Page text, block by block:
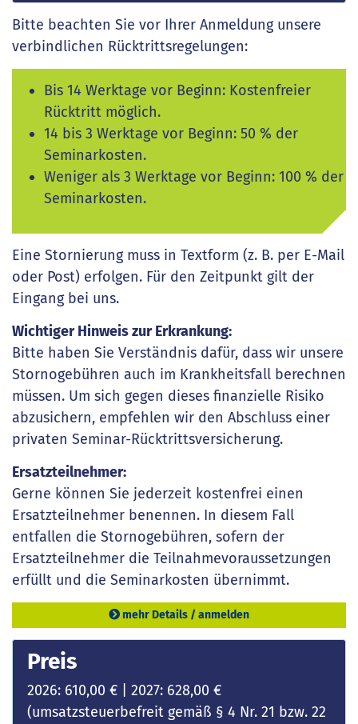
Bitte beachten Sie vor Ihrer Anmeldung unsere
verbindlichen Rücktrittsregelungen:
Bis 14 Werktage vor Beginn: Kostenfreier
Rücktritt möglich.
14 bis 3 Werktage vor Beginn: 50 % der
Seminarkosten.
Weniger als 3 Werktage vor Beginn: 100 % der
Seminarkosten.
Eine Stornierung muss in Textform (z. B. per E-Mail
oder Post) erfolgen. Für den Zeitpunkt gilt der
Eingang bei uns.
Wichtiger Hinweis zur Erkrankung:
Bitte haben Sie Verständnis dafür, dass wir unsere
Stornogebühren auch im Krankheitsfall berechnen
müssen. Um sich gegen dieses finanzielle Risiko
abzusichern, empfehlen wir den Abschluss einer
privaten Seminar-Rücktrittsversicherung.
Ersatzteilnehmer:
Gerne können Sie jederzeit kostenfrei einen
Ersatzteilnehmer benennen. In diesem Fall
entfallen die Stornogebühren, sofern der
Ersatzteilnehmer die Teilnahmevoraussetzungen
erfüllt und die Seminarkosten übernimmt.
mehr Details / anmelden
Preis
2026: 610,00 € | 2027: 628,00 €
(umsatzsteuerbefreit gemäß § 4 Nr. 21 bzw. 22